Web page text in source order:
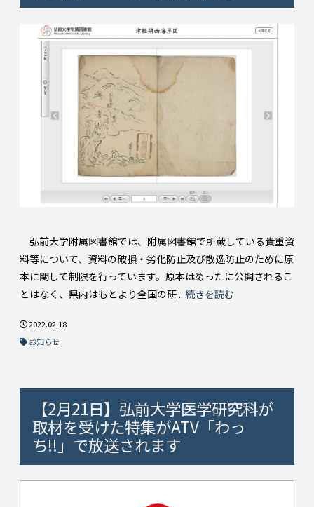
弘前大学附属図書館では、附属図書館で所蔵している貴重資
料等について、資料の破損・劣化防止及び散逸防止のために原
本に関して制限を行っています。原本はめったに公開されるこ
とはなく、県内はもとより全国の研 ...続きを読む
2022.02.18
お知らせ
【2月21日】弘前大学医学研究科が
取材を受けた特集がATV「わっ
ち!!」で放送されます